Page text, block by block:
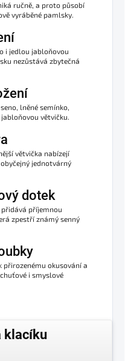
ručně, a proto působí
vyráběné pamlsky.
i jedlou jabloňovou
nezůstává zbytečná
lněné semínko,
větvičku.
větvička nabízejí
jednotvárný
dotek
příjemnou
zpestří známý senný
přirozenému okusování a
i smyslové
klacíku